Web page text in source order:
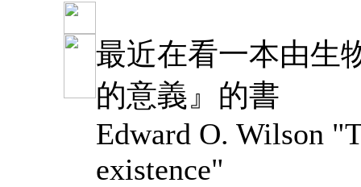
最近在看一本由生
的意義』的書
Edward O. Wilson
existence"